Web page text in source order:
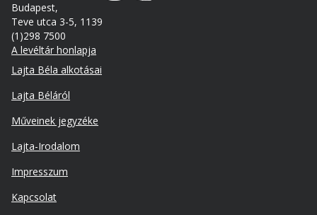
Budapest,
Teve utca 3-5, 1139
(1)298 7500
A levéltár honlapja
Footer
Lajta Béla alkotásai
Lajta Béláról
Műveinek jegyzéke
Lajta-Irodalom
Lábléc
másodlagos
Impresszum
Kapcsolat